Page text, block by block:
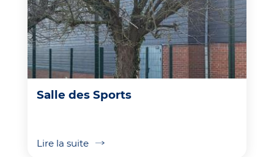
Salle des Sports
Lire la suite